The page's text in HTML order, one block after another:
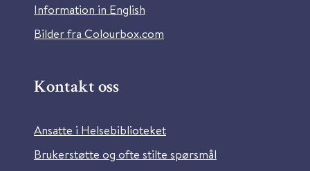
Information in English
Bilder fra Colourbox.com
Kontakt oss
Ansatte i Helsebiblioteket
Brukerstøtte og ofte stilte spørsmål